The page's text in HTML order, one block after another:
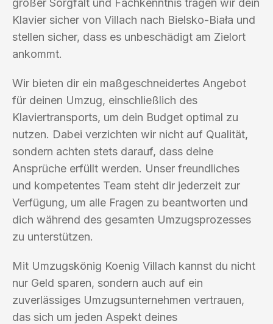
großer Sorgfalt und Fachkenntnis tragen wir dein
Klavier sicher von Villach nach Bielsko-Biała und
stellen sicher, dass es unbeschädigt am Zielort
ankommt.
Wir bieten dir ein maßgeschneidertes Angebot
für deinen Umzug, einschließlich des
Klaviertransports, um dein Budget optimal zu
nutzen. Dabei verzichten wir nicht auf Qualität,
sondern achten stets darauf, dass deine
Ansprüche erfüllt werden. Unser freundliches
und kompetentes Team steht dir jederzeit zur
Verfügung, um alle Fragen zu beantworten und
dich während des gesamten Umzugsprozesses
zu unterstützen.
Mit Umzugskönig Koenig Villach kannst du nicht
nur Geld sparen, sondern auch auf ein
zuverlässiges Umzugsunternehmen vertrauen,
das sich um jeden Aspekt deines